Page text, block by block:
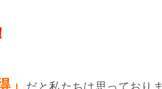
だと私たちは思っておりま